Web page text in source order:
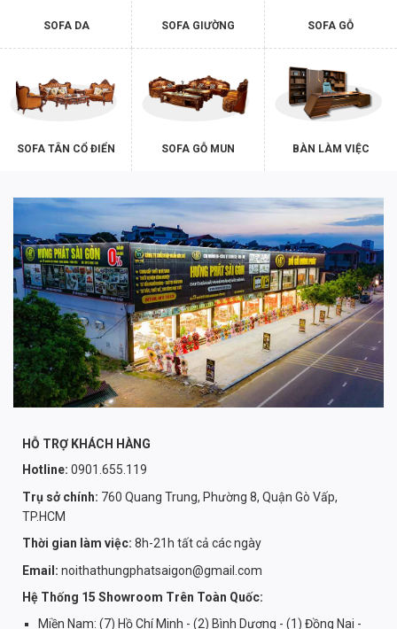
SOFA DA SOFA GIƯỜNG SOFA GỖ
SOFA TÂN CỔ ĐIỂN SOFA GỖ MUN BÀN LÀM VIỆC
HỖ TRỢ KHÁCH HÀNG
Hotline: 0901.655.119
Trụ sở chính: 760 Quang Trung, Phường 8, Quận Gò Vấp,
TP.HCM
Thời gian làm việc: 8h-21h tất cả các ngày
Email: noithathungphatsaigon@gmail.com
Hệ Thống 15 Showroom Trên Toàn Quốc:
Miền Nam: (7) Hồ Chí Minh - (2) Bình Dương - (1) Đồng Nai -